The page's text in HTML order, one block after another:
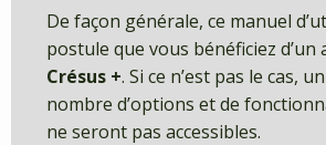
De façon générale, ce manuel
postule que vous bénéficiez d’un
Crésus +. Si ce n’est pas le cas,
nombre d’options et de
ne seront pas accessibles.